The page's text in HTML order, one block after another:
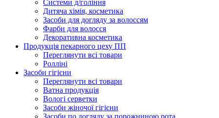
Системи д/гоління
Дитяча хімія, косметика
Засоби для догляду за волоссям
Фарби для волосся
Декоративна косметика
Продукцiя пекарного цеху ПП
Переглянути всі товари
Ролліні
Засоби гігієни
Переглянути всі товари
Ватна продукція
Вологi серветки
Засоби жіночої гігієни
Засоби по догляду за порожниною рота